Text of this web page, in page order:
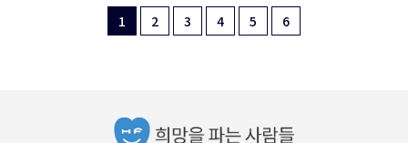
1 2 3 4 5 6